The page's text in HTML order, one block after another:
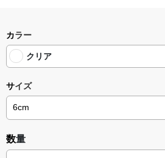
カラー
クリア
サイズ
数量